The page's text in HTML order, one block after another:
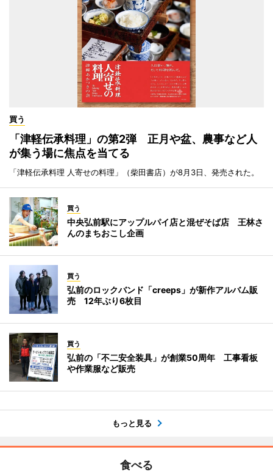
買う
「津軽伝承料理」の第2弾 正月や盆、農事など人
が集う場に焦点を当てる
「津軽伝承料理 人寄せの料理」（柴田書店）が8月3日、発売された。
買う
中央弘前駅にアップルパイ店と混ぜそば店 王林さ
んのまちおこし企画
買う
弘前のロックバンド「creeps」が新作アルバム販
売 12年ぶり6枚目
買う
弘前の「不二安全装具」が創業50周年 工事看板
や作業服など販売
もっと見る
食べる